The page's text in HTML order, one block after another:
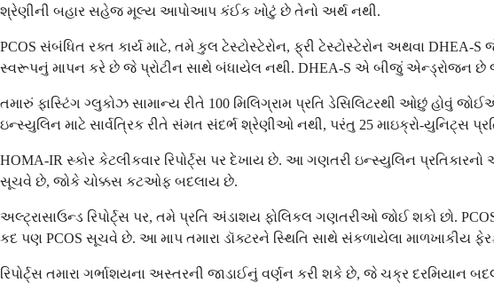
શ્રેણીની બહાર સહેજ મૂલ્ય આપોઆપ કંઈક ખોટું છે તેનો અર્થ નથી.
PCOS સંબંધિત રક્ત કાર્ય માટે, તમે કુલ ટેસ્ટોસ્ટેરોન, ફ્રી ટેસ્ટોસ્ટેરોન અથવા DHEA-
સ્વરૂપનું માપન કરે છે જે પ્રોટીન સાથે બંધાયેલ નથી. DHEA-S એ બીજું એન્ડ્રોજન છે
તમારું ફાસ્ટિંગ ગ્લુકોઝ સામાન્ય રીતે 100 મિલિગ્રામ પ્રતિ ડેસિલિટરથી ઓછું હોવું
ઇન્સ્યુલિન માટે સાર્વત્રિક રીતે સંમત સંદર્ભ શ્રેણીઓ નથી, પરંતુ 25 માઇક્રો-યુનિટ્સ
HOMA-IR સ્કોર કેટલીકવાર રિપોર્ટ્સ પર દેખાય છે. આ ગણતરી ઇન્સ્યુલિન
સૂચવે છે, જોકે ચોક્કસ કટઓફ બદલાય છે.
અલ્ટ્રાસાઉન્ડ રિપોર્ટ્સ પર, તમે પ્રતિ અંડાશય ફોલિકલ ગણતરીઓ જોઈ શકો છો.
કદ પણ PCOS સૂચવે છે. આ માપ તમારા ડૉક્ટરને સ્થિતિ સાથે સંકળાયેલા માળખાકીય
રિપોર્ટ્સ તમારા ગર્ભાશયના અસ્તરની જાડાઈનું વર્ણન કરી શકે છે, જે ચક્ર